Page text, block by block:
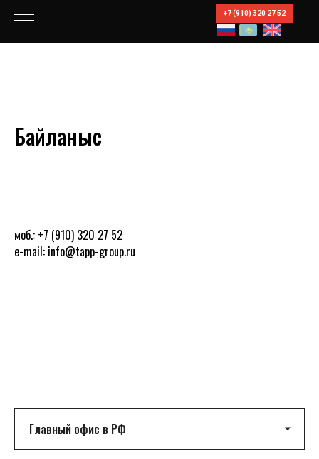
+7 (910) 320 27 52
Байланыс
моб.: +7 (910) 320 27 52
e-mail: info@tapp-group.ru